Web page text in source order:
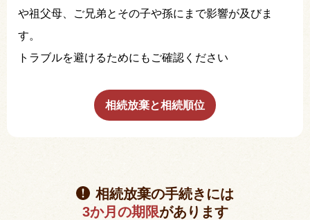
や祖父母、ご兄弟とその子や孫にまで影響が及びま
す。
トラブルを避けるためにもご確認ください
相続放棄と相続順位
相続放棄の手続きには
3か月の期限があります